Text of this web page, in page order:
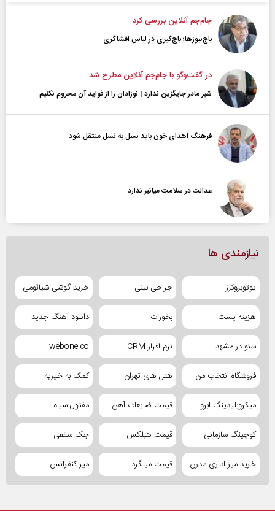
جام‌جم آنلاین بررسی کرد
باج‌نیوزها؛ باج‌گیری در لباس افشاگری
در گفت‌و‌گو با جام‌جم آنلاین مطرح شد
شیر مادر جایگزین ندارد | نوزادان را از فواید آن محروم نکنیم
فرهنگ اهدای خون باید نسل به نسل منتقل شود
عدالت در سلامت میانبر ندارد
نیازمندی ها
یوتوبروکرز جراحی بینی خرید گوشی شیائومی
هزینه پست بخورات دانلود آهنگ جدید
سئو در مشهد نرم افزار CRM webone.co
فروشگاه انتخاب من هتل های تهران کمک به خیریه
میکروبلیدینگ ابرو قیمت ضایعات آهن مفتول سیاه
کوچینگ سازمانی قیمت هبلکس جک سقفی
خرید میز اداری مدرن قیمت میلگرد میز کنفرانس